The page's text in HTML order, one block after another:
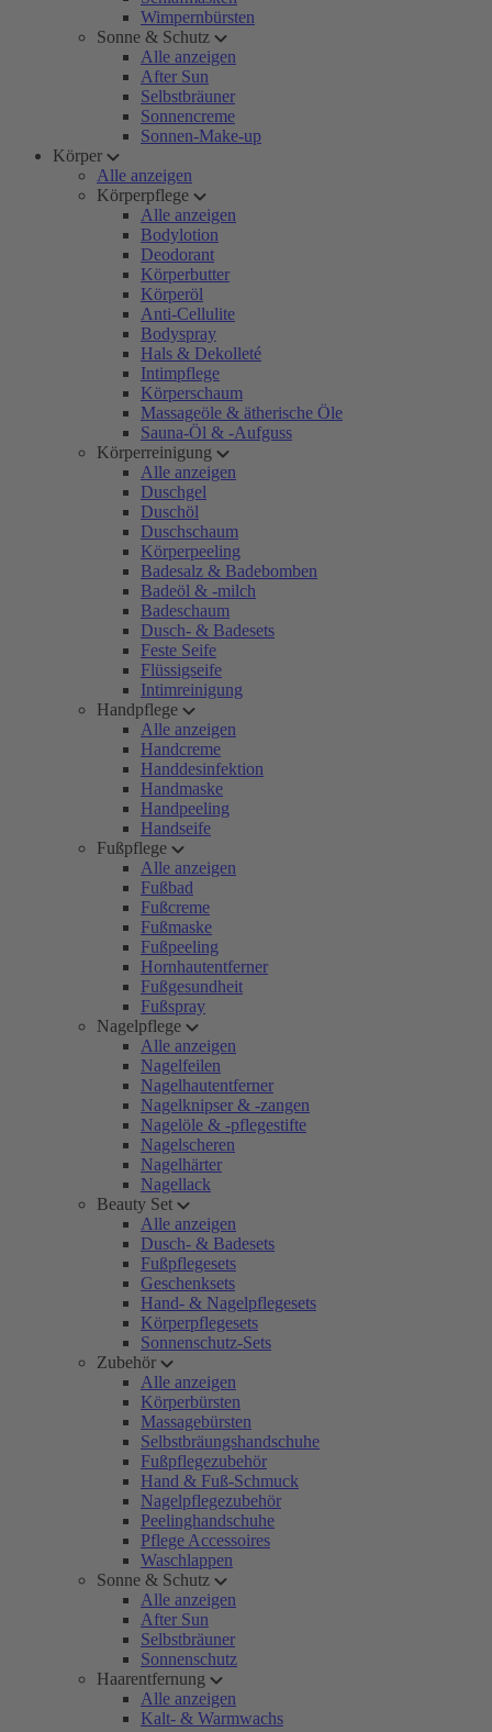
Wimpernbürsten
Sonne & Schutz
Alle anzeigen
After Sun
Selbstbräuner
Sonnencreme
Sonnen-Make-up
Körper
Alle anzeigen
Körperpflege
Alle anzeigen
Bodylotion
Deodorant
Körperbutter
Körperöl
Anti-Cellulite
Bodyspray
Hals & Dekolleté
Intimpflege
Körperschaum
Massageöle & ätherische Öle
Sauna-Öl & -Aufguss
Körperreinigung
Alle anzeigen
Duschgel
Duschöl
Duschschaum
Körperpeeling
Badesalz & Badebomben
Badeöl & -milch
Badeschaum
Dusch- & Badesets
Feste Seife
Flüssigseife
Intimreinigung
Handpflege
Alle anzeigen
Handcreme
Handdesinfektion
Handmaske
Handpeeling
Handseife
Fußpflege
Alle anzeigen
Fußbad
Fußcreme
Fußmaske
Fußpeeling
Hornhautentferner
Fußgesundheit
Fußspray
Nagelpflege
Alle anzeigen
Nagelfeilen
Nagelhautentferner
Nagelknipser & -zangen
Nagelöle & -pflegestifte
Nagelscheren
Nagelhärter
Nagellack
Beauty Set
Alle anzeigen
Dusch- & Badesets
Fußpflegesets
Geschenksets
Hand- & Nagelpflegesets
Körperpflegesets
Sonnenschutz-Sets
Zubehör
Alle anzeigen
Körperbürsten
Massagebürsten
Selbstbräungshandschuhe
Fußpflegezubehör
Hand & Fuß-Schmuck
Nagelpflegezubehör
Peelinghandschuhe
Pflege Accessoires
Waschlappen
Sonne & Schutz
Alle anzeigen
After Sun
Selbstbräuner
Sonnenschutz
Haarentfernung
Alle anzeigen
Kalt- & Warmwachs